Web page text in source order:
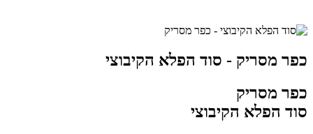
כפר מסריק - סוד הפלא הקיבוצי
כפר מסריק
סוד הפלא הקיבוצי